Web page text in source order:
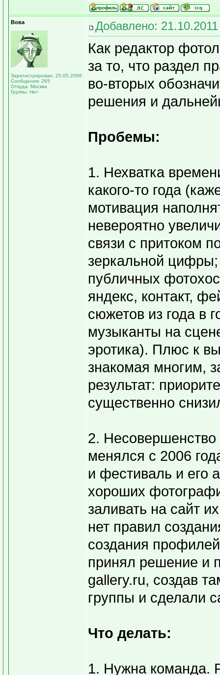
Вова
Зарегистрирован: 25.05.2006
Сообщения: 265
Откуда: Москва
Группы: Нет
Добавлено:
Как редактор
за то, что раздел
во-вторых
решения и
Пробемы:
1. Нехватка
какого-то года
мотивация
невероятно
связи с притоком
зеркальной
публичных
яндекс, контакт,
сюжетов из года в
музыканты на
эротика). Плюс к
знакомая многим,
результат:
существенно
2.
менялся с 2006
и фестиваль и его
хороших
заливать на сайт
нет правил
создания
принял решение и
gallery.ru, создав
группы и сделали
Что делать:
1. Нужна команда.